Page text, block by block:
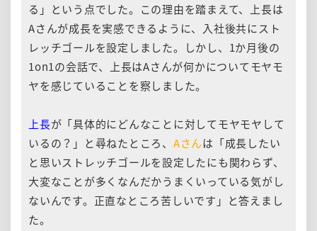
る」という点でした。この理由を踏まえて、上長は
Aさんが成長を実感できるように、入社後共にスト
レッチゴールを設定しました。しかし、1か月後の
1on1の会話で、上長はAさんが何かについてモヤモ
ヤを感じていることを察しました。
上長が「具体的にどんなことに対してモヤモヤして
いるの？」と尋ねたところ、 Aさんは「成長したい
と思いストレッチゴールを設定したにも関わらず、
大変なことが多くなんだかうまくいっている気がし
ないんです。正直なところ苦しいです」と答えまし
た。